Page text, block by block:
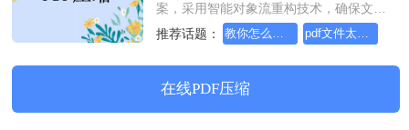
案，采用智能对象流重构技术，确保文档
1:1高保真还原且排版不乱码。支持一键批
量处理，全链路 SSL 加密保障隐私安全。
无需安装，高效办公。
推荐话题： 教你怎么简单又方便pdf文件压缩 pdf文件太大如何变小
在线PDF压缩